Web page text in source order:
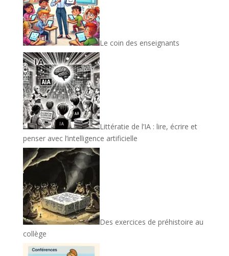
Le coin des enseignants
Littératie de l’IA : lire, écrire et
penser avec l’intelligence artificielle
Des exercices de préhistoire au
collège